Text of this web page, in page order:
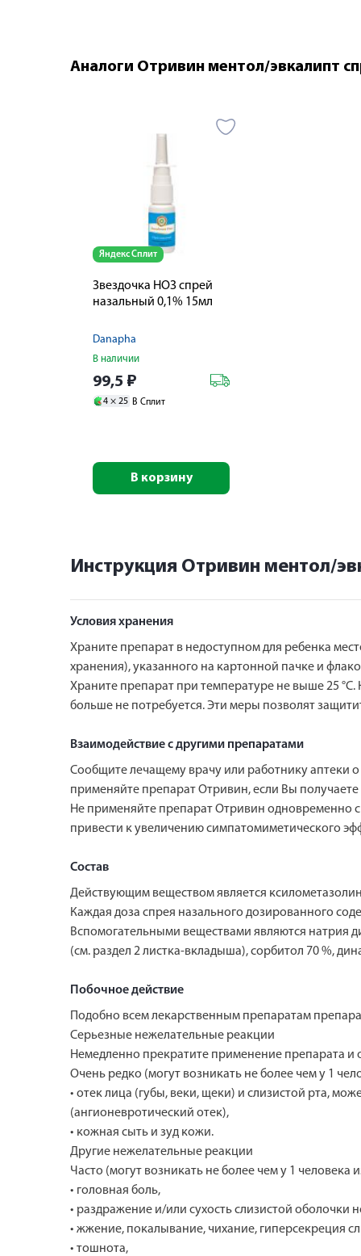
Аналоги Отривин ментол/эвкалипт
Яндекс Сплит
Звездочка НОЗ спрей
назальный 0,1% 15мл
Danapha
В наличии
99,5 ₽
4 × 25 В Сплит
В корзину
Инструкция Отривин ментол/
Условия хранения
Храните препарат в недоступном для ребенка
хранения), указанного на картонной пачке и
Храните препарат при температуре не выше 25
больше не потребуется. Эти меры позволят
Взаимодействие с другими препаратами
Сообщите лечащему врачу или работнику аптеки
применяйте препарат Отривин, если Вы
Не применяйте препарат Отривин одновременно
привести к увеличению симпатомиметического
Состав
Действующим веществом является
Каждая доза спрея назального дозированного
Вспомогательными веществами являются натрия
(см. раздел 2 листка-вкладыша), сорбитол 70 %,
Побочное действие
Подобно всем лекарственным препаратам
Серьезные нежелательные реакции
Немедленно прекратите применение препарата
Очень редко (могут возникать не более чем у 1
• отек лица (губы, веки, щеки) и слизистой рта,
(ангионевротический отек),
• кожная сыть и зуд кожи.
Другие нежелательные реакции
Часто (могут возникать не более чем у 1 человека
• головная боль,
• раздражение и/или сухость слизистой оболочки
• жжение, покалывание, чихание, гиперсекреция
• тошнота,